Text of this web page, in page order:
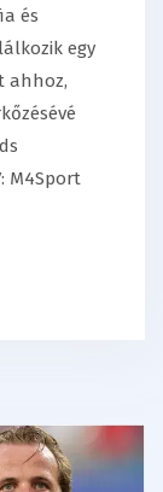
és
egy
ahhoz,
M4Sport